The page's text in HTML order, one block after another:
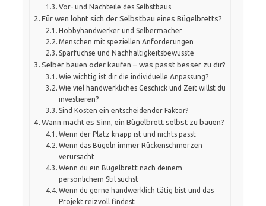
Vor- und Nachteile des Selbstbaus
Für wen lohnt sich der Selbstbau eines Bügelbretts?
Hobbyhandwerker und Selbermacher
Menschen mit speziellen Anforderungen
Sparfüchse und Nachhaltigkeitsbewusste
Selber bauen oder kaufen – was passt besser zu dir?
Wie wichtig ist dir die individuelle Anpassung?
Wie viel handwerkliches Geschick und Zeit willst du
investieren?
Sind Kosten ein entscheidender Faktor?
Wann macht es Sinn, ein Bügelbrett selbst zu bauen?
Wenn der Platz knapp ist und nichts passt
Wenn das Bügeln immer Rückenschmerzen
verursacht
Wenn du ein Bügelbrett nach deinem
persönlichem Stil suchst
Wenn du gerne handwerklich tätig bist und das
Projekt reizvoll findest